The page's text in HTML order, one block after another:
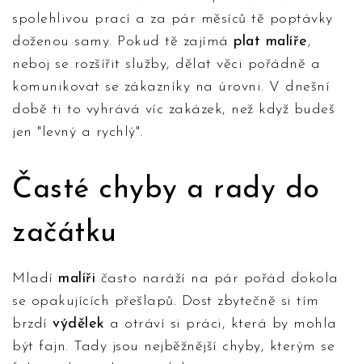
spolehlivou prací a za pár měsíců tě poptávky
doženou samy. Pokud tě zajímá plat malíře,
neboj se rozšířit služby, dělat věci pořádně a
komunikovat se zákazníky na úrovni. V dnešní
době ti to vyhrává víc zakázek, než když budeš
jen "levný a rychlý".
Časté chyby a rady do
začátku
Mladí malíři často naráží na pár pořád dokola
se opakujících přešlapů. Dost zbytečně si tím
brzdí výdělek a otráví si práci, která by mohla
být fajn. Tady jsou nejběžnější chyby, kterým se